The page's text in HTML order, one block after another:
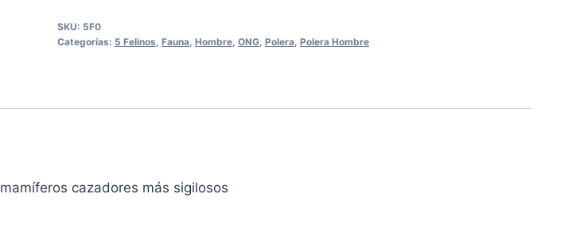
Hombre
SKU: 5F0
Categorías: 5 Felinos Fauna, Hombre, ONG, Polera, Polera Hombre
cazadores más sigilosos